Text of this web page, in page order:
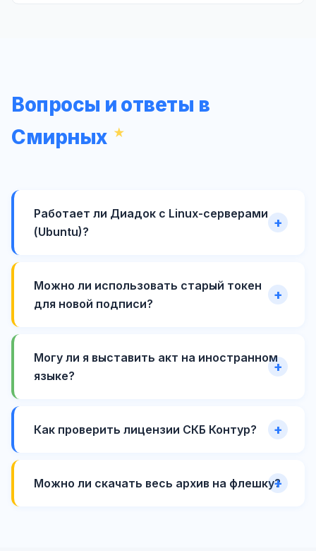
Вопросы и ответы в
Смирных
Работает ли Диадок с Linux-серверами
(Ubuntu)?
Можно ли использовать старый токен
для новой подписи?
Могу ли я выставить акт на иностранном
языке?
Как проверить лицензии СКБ Контур?
Можно ли скачать весь архив на флешку?